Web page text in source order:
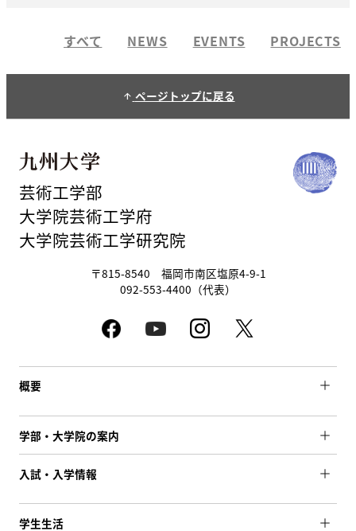
すべて NEWS EVENTS PROJECTS
arrow_upward ページトップに戻る
芸術工学部
大学院芸術工学府
大学院芸術工学研究院
〒815-8540 福岡市南区塩原4-9-1
092-553-4400（代表）
概要
学部・大学院の案内
入試・入学情報
学生生活